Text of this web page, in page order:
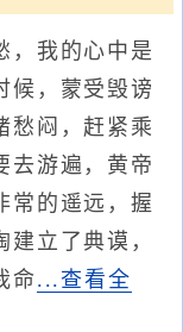
我的心中是
，蒙受毁谤
闷，赶紧乘
游遍，黄帝
的遥远，握
立了典谟，
命...查看全